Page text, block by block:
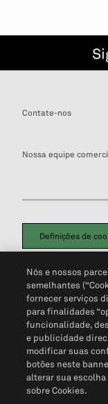
Contate-nos
Nossa equipe
Definições de
Política de Privacidade
Não Venda Minhas
Nós e nossos
semelhantes
fornecer serviços
para finalidades
funcionalidade,
e publicidade
modificar suas
botões neste
alterar sua
sobre Cookies.